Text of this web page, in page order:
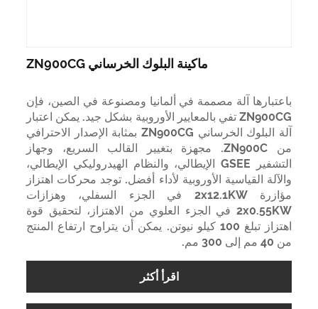
ماكينة البلوك الخرساني ZN900CG
باعتبارها آلة مصممة في ألمانيا ومصنوعة في الصين، فإن
ZN900CG تفي بالمعايير الأوروبية بشكل جيد. يمكن اعتبار
آلة البلوك الخرساني ZN900CG بمثابة الإصدار الاحترافي
من ZN900C. مجهزة بتغيير القالب السريع، وجهاز
التشفير GSEE الإيطالي، والنظام الهيدروليكي الإيطالي،
والآلة القياسية الأوروبية لأداء أفضل. توجد محركات اهتزاز
مؤازرة 2x12.1KW في الجزء السفلي، وهزازات
2x0.55KW في الجزء العلوي من الاهتزاز، لتحقيق قوة
اهتزاز تبلغ 100 كيلو نيوتن. يمكن أن يتراوح ارتفاع المنتج
من 40 مم إلى 300 مم.
اقرأ أكثر